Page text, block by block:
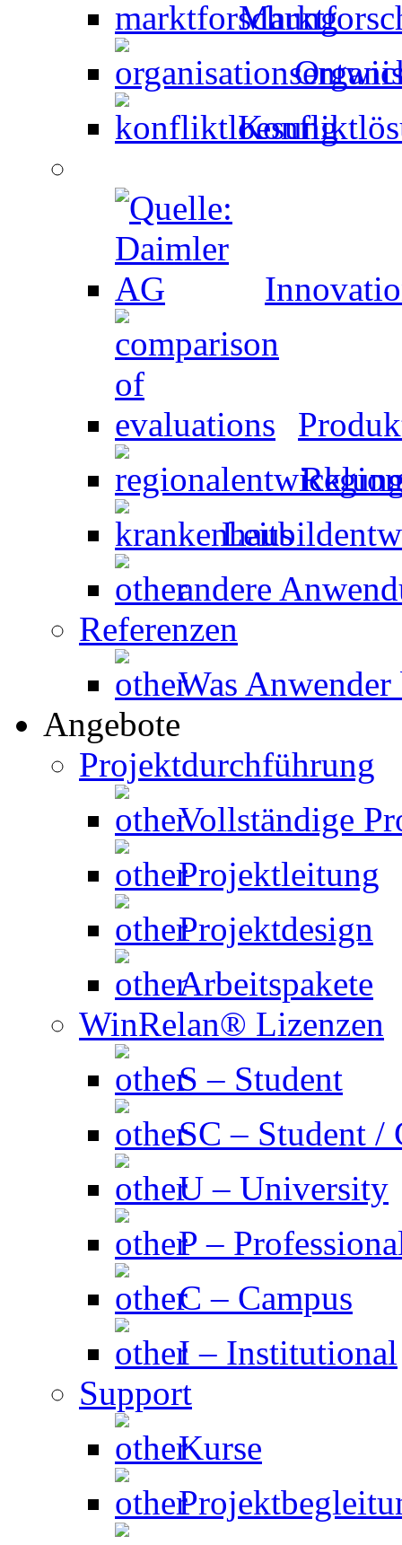
andere
Referenzen
Was
Angebote
Projektdurchführung
Vollständige
Projektleitung
Projektdesign
Arbeitspakete
WinRelan® Lizenzen
S – Student
SC – Student /
U – University
P –
C – Campus
I – Institutional
Support
Kurse